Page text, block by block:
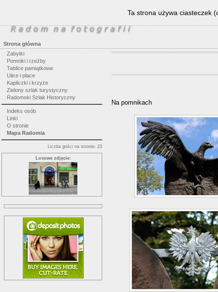
Strona główna
Zabytki
Pomniki i rzeźby
Tablice pamiątkowe
Ulice i place
Kapliczki i krzyże
Zielony szlak turystyczny
Radomski Szlak Historyczny
Indeks osób
Linki
O stronie
Mapa Radomia
Liczba gości na stronie: 23
Losowe zdjęcie:
Na pomnikach
Ta strona używa ciasteczek